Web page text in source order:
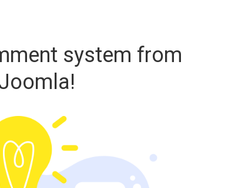
system from